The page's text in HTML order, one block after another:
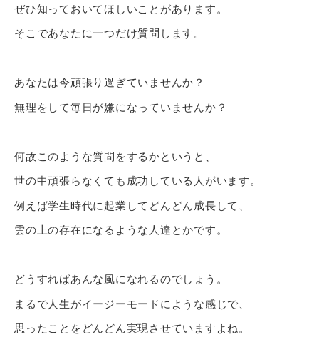
ぜひ知っておいてほしいことがあります。
そこであなたに一つだけ質問します。
あなたは今頑張り過ぎていませんか？
無理をして毎日が嫌になっていませんか？
何故このような質問をするかというと、
世の中頑張らなくても成功している人がいます。
例えば学生時代に起業してどんどん成長して、
雲の上の存在になるような人達とかです。
どうすればあんな風になれるのでしょう。
まるで人生がイージーモードにような感じで、
思ったことをどんどん実現させていますよね。